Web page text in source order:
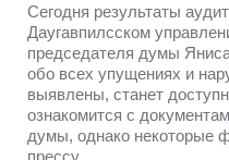
Сегодня результаты
Даугавпилсском
председателя думы
обо всех упущениях и
выявлены, станет
ознакомится с
думы, однако некоторые
прессу.